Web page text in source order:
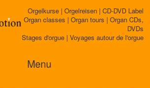
Orgelkurse | Orgelreisen | CD-DVD Label
Organ classes | Organ tours | Organ CDs,
DVDs
Stages d'orgue | Voyages autour de l'orgue
Menu